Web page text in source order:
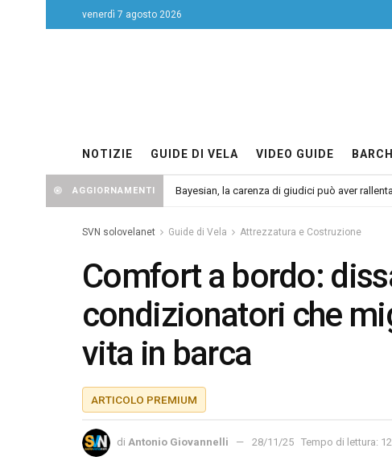
venerdì 7 agosto 2026
NOTIZIE GUIDE DI VELA VIDEO GUIDE
AGGIORNAMENTI Bayesian, la carenza di giudici può aver
SVN solovelanet Guide di Vela Attrezzatura e Costruzione
Comfort a bordo:
condizionatori che
vita in barca
ARTICOLO PREMIUM
di Antonio Giovannelli 28/11/25 Tempo di lettura: